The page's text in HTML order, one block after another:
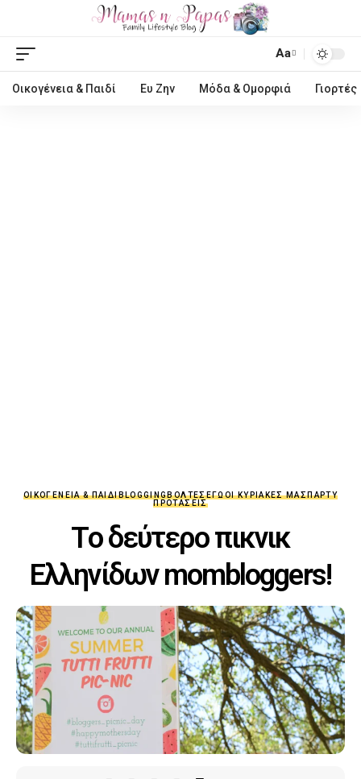
Aa
Οικογένεια & Παιδί Ευ Ζην Μόδα & Ομορφιά Γιορτές
ΟΙΚΟΓΈΝΕΙΑ & ΠΑΙΔΊBLOGGINGΒΌΛΤΕΣΕΓΏΟΙ ΚΥΡΙΑΚΈΣ ΜΑΣΠΆΡΤΥ
ΠΡΟΤΆΣΕΙΣ
Tο δεύτερο πικνικ
Ελληνίδων mombloggers!